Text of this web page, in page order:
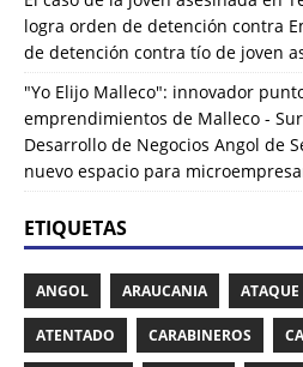
logra orden de detención contra
de detención contra tío de joven
"Yo Elijo Malleco": innovador
emprendimientos de Malleco -
Desarrollo de Negocios Angol de
nuevo espacio para
ETIQUETAS
ANGOL ARAUCANIA
ATENTADO CARABINEROS